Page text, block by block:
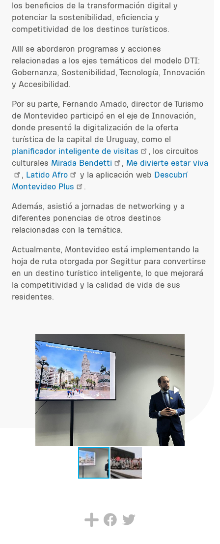
los beneficios de la transformación digital y
potenciar la sostenibilidad, eficiencia y
competitividad de los destinos turísticos.
Allí se abordaron programas y acciones
relacionadas a los ejes temáticos del modelo DTI:
Gobernanza, Sostenibilidad, Tecnología, Innovación
y Accesibilidad.
Por su parte, Fernando Amado, director de Turismo
de Montevideo participó en el eje de Innovación,
donde presentó la digitalización de la oferta
turística de la capital de Uruguay, como el
planificador inteligente de visitas
, los circuitos
culturales Mirada Bendetti , Me divierte estar viva
, Latido Afro y la aplicación web Descubrí
Montevideo Plus
.
Además, asistió a jornadas de networking y a
diferentes ponencias de otros destinos
relacionadas con la temática.
Actualmente, Montevideo está implementando la
hoja de ruta otorgada por Segittur para convertirse
en un destino turístico inteligente, lo que mejorará
la competitividad y la calidad de vida de sus
residentes.